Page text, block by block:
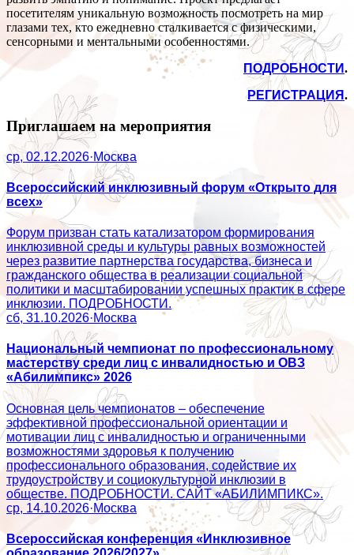
посетителям уникальную возможность посмотреть на мир
глазами тех, кто ежедневно сталкивается с физическими,
сенсорными и ментальными особенностями.
ПОДРОБНОСТИ.
РЕГИСТРАЦИЯ.
Приглашаем на мероприятия
ср, 02.12.2026·Москва
Всероссийский инклюзивный форум «Открыто для
всех»
Форум призван стать катализатором формирования
инклюзивной среды и культуры равных возможностей
через развитие партнерства государства, бизнеса и
гражданского общества в реализации социальной
политики и масштабировании успешных практик в сфере
инклюзии. ПОДРОБНОСТИ.
сб, 31.10.2026·Москва
Национальный чемпионат по профессиональному
мастерству среди лиц с инвалидностью и ОВЗ
«Абилимпикс» 2026
Основная цель чемпионатов – обеспечение
эффективной профессиональной ориентации и
мотивации лиц с инвалидностью и ограниченными
возможностями здоровья к получению
профессионального образования, содействие их
трудоустройству и социокультурной инклюзии в
обществе. ПОДРОБНОСТИ. САЙТ «АБИЛИМПИКС».
ср, 14.10.2026·Москва
Всероссийская конференция «Инклюзивное